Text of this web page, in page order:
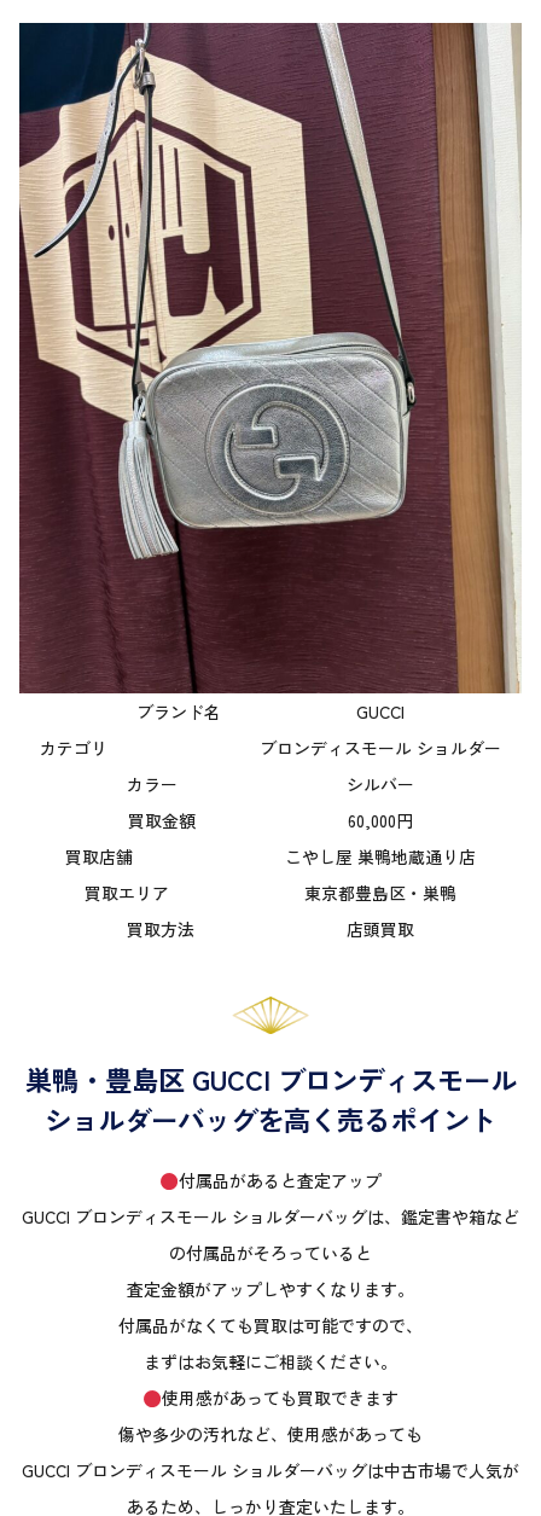
ブランド名 GUCCI
カテゴリ ブロンディスモール ショルダー
カラー シルバー
買取金額 60,000円
買取店舗 こやし屋 巣鴨地蔵通り店
買取エリア 東京都豊島区・巣鴨
買取方法 店頭買取
巣鴨・豊島区 GUCCI ブロンディスモール
ショルダーバッグを高く売るポイント
付属品があると査定アップ
GUCCI ブロンディスモール ショルダーバッグは、鑑定書や箱など
の付属品がそろっていると
査定金額がアップしやすくなります。
付属品がなくても買取は可能ですので、
まずはお気軽にご相談ください。
使用感があっても買取できます
傷や多少の汚れなど、使用感があっても
GUCCI ブロンディスモール ショルダーバッグは中古市場で人気が
あるため、しっかり査定いたします。